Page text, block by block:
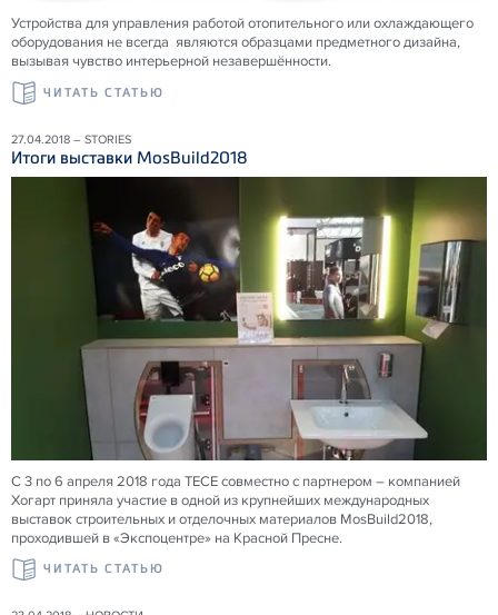
Устройства для управления работой отопительного или охлаждающего
оборудования не всегда являются образцами предметного дизайна,
вызывая чувство интерьерной незавершённости.
ЧИТАТЬ СТАТЬЮ
27.04.2018 – STORIES
Итоги выставки MosBuild2018
С 3 по 6 апреля 2018 года ТЕСЕ совместно с партнером – компанией
Хогарт приняла участие в одной из крупнейших международных
выставок строительных и отделочных материалов MosBuild2018,
проходившей в «Экспоцентре» на Красной Пресне.
ЧИТАТЬ СТАТЬЮ